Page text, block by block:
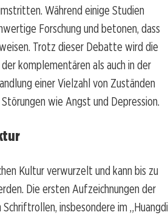
Während einige Studien
Forschung und betonen, dass
Trotz dieser Debatte wird die
komplementären als auch in der
einer Vielzahl von Zuständen
wie Angst und Depression.
Kultur verwurzelt und kann bis zu
Die ersten Aufzeichnungen der
insbesondere im „Huangdi